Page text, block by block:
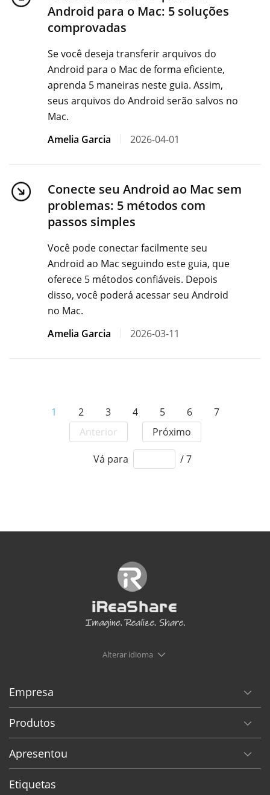
Android para o Mac: 5 soluções
comprovadas
Se você deseja transferir arquivos do
Android para o Mac de forma eficiente,
aprenda 5 maneiras neste guia. Assim,
seus arquivos do Android serão salvos no
Mac.
Amelia Garcia
2026-04-01
Conecte seu Android ao Mac sem
problemas: 5 métodos com
passos simples
Você pode conectar facilmente seu
Android ao Mac seguindo este guia, que
oferece 5 métodos confiáveis. Depois
disso, você poderá acessar seu Android
no Mac.
Amelia Garcia
2026-03-11
Anterior
1 2 3 4 5 6
7
Próximo
Vá para / 7
Alterar idioma
Empresa
Produtos
Apresentou
Etiquetas